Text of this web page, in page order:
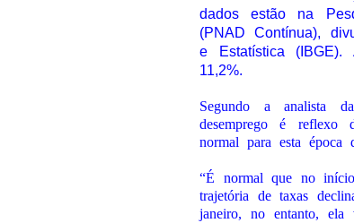
dados estão na
(PNAD Contínua),
e Estatística
11,2%.
Segundo a analista
desemprego é reflexo
normal para esta época
“É normal que no
trajetória de taxas
janeiro, no entanto, ela